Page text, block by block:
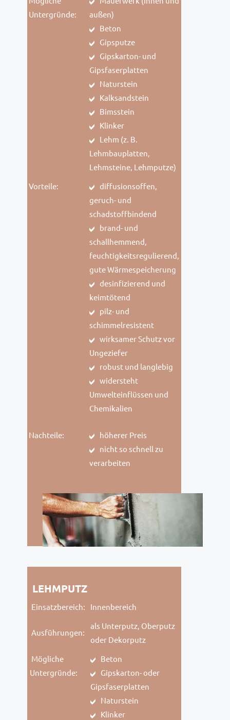
Untergründe:
außen)
Beton
Gipsputze
Gipskarton- und
Gipsfaserplatten
Naturstein
Kalksandstein
Bimsstein
Klinker
Lehm (z. B.
Lehmbauplatten,
Lehmsteine, Lehmputze)
Vorteile:
diffusionsoffen,
geruch- und
schadstoffbindend
brand- und
schallhemmend,
feuchtigkeitsregulierend,
gute Wärmespeicherung
desinfizierend und
keimtötend
pilz- und
schimmelresistent
wirksamer Schutz vor
Ungeziefer
robust und langlebig
widersteht
Umwelteinflüssen und
Chemikalien
Nachteile:
höherer Preis
nicht so schnell zu
verarbeiten
LEHMPUTZ
Einsatzbereich: Innenbereich
Ausführungen:
als Unterputz, Oberputz
oder Dekorputz
Mögliche
Untergründe:
Beton
Gipskarton- oder
Gipsfaserplatten
Naturstein
Klinker